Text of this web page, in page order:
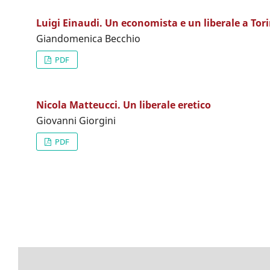
Luigi Einaudi. Un economista e un liberale a
Giandomenica Becchio
PDF
Nicola Matteucci. Un liberale eretico
Giovanni Giorgini
PDF